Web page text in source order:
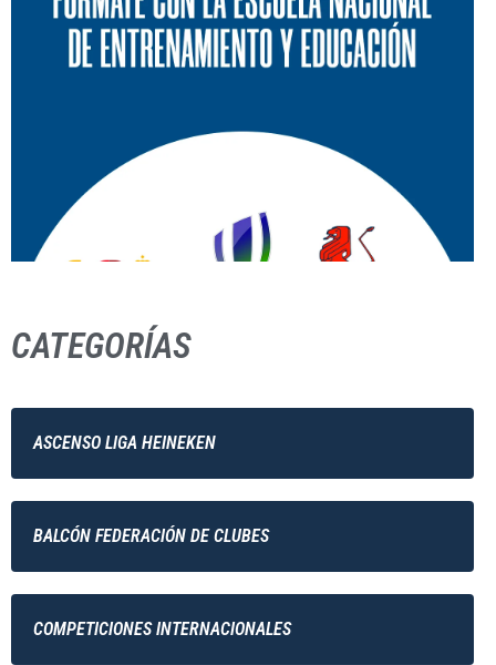
CATEGORÍAS
ASCENSO LIGA HEINEKEN
BALCÓN FEDERACIÓN DE CLUBES
COMPETICIONES INTERNACIONALES